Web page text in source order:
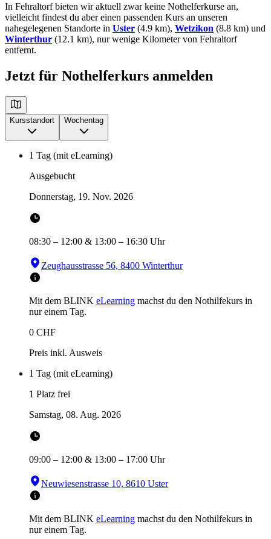
In Fehraltorf bieten wir aktuell zwar keine Nothelferkurse an,
vielleicht findest du aber einen passenden Kurs an unseren
nahegelegenen Standorte in Uster (4.9 km), Wetzikon (8.8 km) und
Winterthur (12.1 km), nur wenige Kilometer von Fehraltorf
entfernt.
Jetzt für Nothelferkurs anmelden
Kursstandort Wochentag
1 Tag (mit eLearning)
Ausgebucht
Donnerstag, 19. Nov. 2026
08:30 – 12:00 & 13:00 – 16:30 Uhr
Zeughausstrasse 56, 8400 Winterthur
Mit dem BLINK eLearning machst du den Nothilfekurs in
nur einem Tag.
0 CHF
Preis inkl. Ausweis
1 Tag (mit eLearning)
1 Platz frei
Samstag, 08. Aug. 2026
09:00 – 12:00 & 13:00 – 17:00 Uhr
Neuwiesenstrasse 10, 8610 Uster
Mit dem BLINK eLearning machst du den Nothilfekurs in
nur einem Tag.